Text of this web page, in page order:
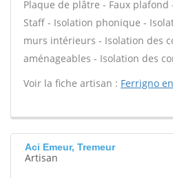
Plaque de plâtre - Faux
Staff - Isolation phonique -
murs intérieurs - Isolation des
aménageables - Isolation des
Voir la fiche artisan : Ferrigno
Aci Emeur, Tremeur
Artisan